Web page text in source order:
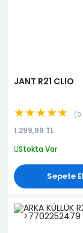
JANT R21 CLIO
★★★★★ 0
1.299,99 TL
Stokta Var
Sepete